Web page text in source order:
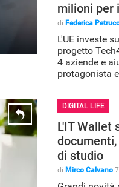
milioni per
di Federica
L'UE investe
progetto
4 aziende e
protagonista
DIGITAL LIFE
L'IT Wallet
di studio
di Mirco Calvano